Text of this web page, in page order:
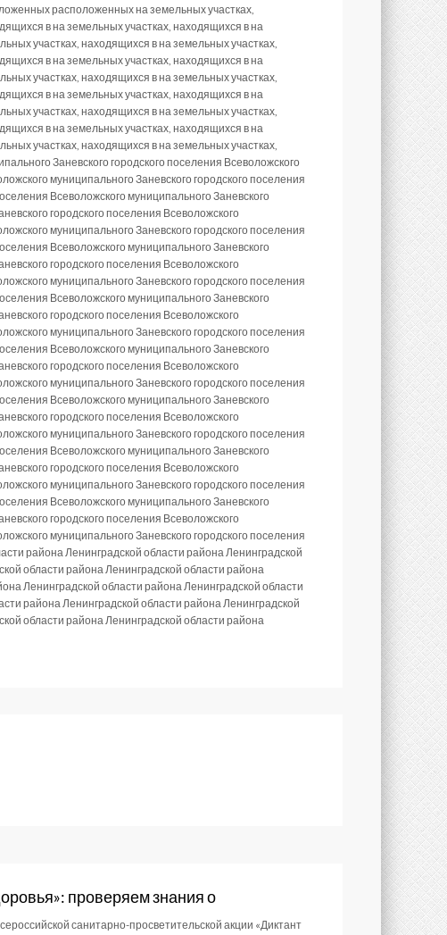
расположенных на земельных участках,
в на земельных участках, находящихся в на
участках, находящихся в на земельных участках,
в на земельных участках, находящихся в на
участках, находящихся в на земельных участках,
в на земельных участках, находящихся в на
участках, находящихся в на земельных участках,
в на земельных участках, находящихся в на
участках, находящихся в на земельных участках,
Заневского городского поселения Всеволожского
муниципального Заневского городского поселения
Всеволожского муниципального Заневского
городского поселения Всеволожского
муниципального Заневского городского поселения
Всеволожского муниципального Заневского
городского поселения Всеволожского
муниципального Заневского городского поселения
Всеволожского муниципального Заневского
городского поселения Всеволожского
муниципального Заневского городского поселения
Всеволожского муниципального Заневского
городского поселения Всеволожского
муниципального Заневского городского поселения
Всеволожского муниципального Заневского
городского поселения Всеволожского
муниципального Заневского городского поселения
Всеволожского муниципального Заневского
городского поселения Всеволожского
муниципального Заневского городского поселения
Всеволожского муниципального Заневского
городского поселения Всеволожского
муниципального Заневского городского поселения
района Ленинградской области района Ленинградской
области района Ленинградской области района
Ленинградской области района Ленинградской области
района Ленинградской области района Ленинградской
области района Ленинградской области района
проверяем знания о
санитарно-просветительской акции «Диктант